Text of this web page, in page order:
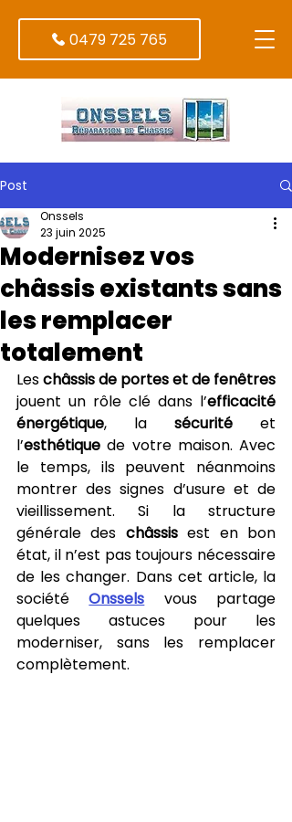
0479 725 765
Post
Modernisez vos
châssis existants sans
les remplacer
totalement
Onssels
23 juin 2025
Les châssis de portes et de fenêtres
jouent un rôle clé dans l’efficacité
énergétique, la sécurité et
l’esthétique de votre maison. Avec
le temps, ils peuvent néanmoins
montrer des signes d’usure et de
vieillissement. Si la structure
générale des châssis est en bon
état, il n’est pas toujours nécessaire
de les changer. Dans cet article, la
société Onssels vous partage
quelques astuces pour les
moderniser, sans les remplacer
complètement.